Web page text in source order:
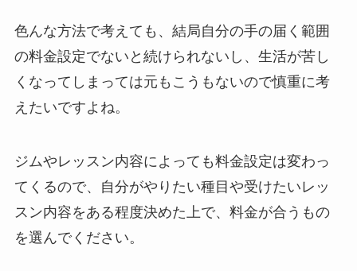
色んな方法で考えても、結局自分の手の届く範囲
の料金設定でないと続けられないし、生活が苦し
くなってしまっては元もこうもないので慎重に考
えたいですよね。
ジムやレッスン内容によっても料金設定は変わっ
てくるので、自分がやりたい種目や受けたいレッ
スン内容をある程度決めた上で、料金が合うもの
を選んでください。